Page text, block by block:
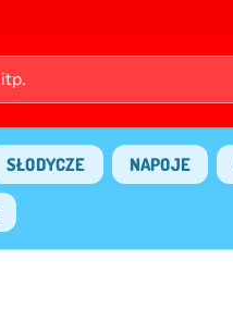
SŁODYCZE NAPOJE